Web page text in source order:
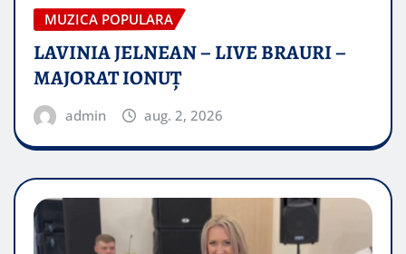
MUZICA POPULARA
LAVINIA JELNEAN – LIVE BRAURI –
MAJORAT IONUŢ
admin aug. 2, 2026